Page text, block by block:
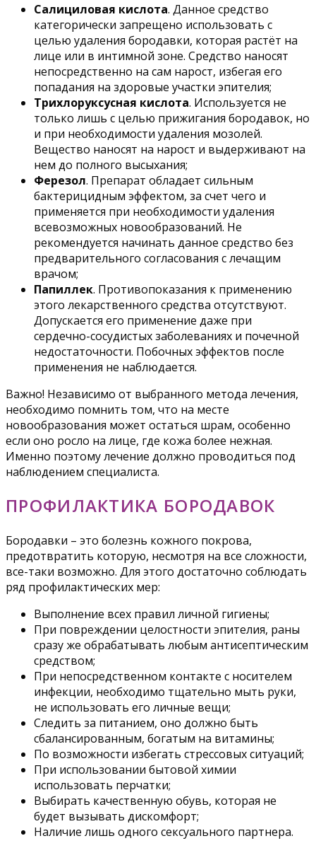
Салициловая кислота. Данное средство
категорически запрещено использовать с
целью удаления бородавки, которая растёт на
лице или в интимной зоне. Средство наносят
непосредственно на сам нарост, избегая его
попадания на здоровые участки эпителия;
Трихлоруксусная кислота. Используется не
только лишь с целью прижигания бородавок, но
и при необходимости удаления мозолей.
Вещество наносят на нарост и выдерживают на
нем до полного высыхания;
Ферезол. Препарат обладает сильным
бактерицидным эффектом, за счет чего и
применяется при необходимости удаления
всевозможных новообразований. Не
рекомендуется начинать данное средство без
предварительного согласования с лечащим
врачом;
Папиллек. Противопоказания к применению
этого лекарственного средства отсутствуют.
Допускается его применение даже при
сердечно-сосудистых заболеваниях и почечной
недостаточности. Побочных эффектов после
применения не наблюдается.
Важно! Независимо от выбранного метода лечения,
необходимо помнить том, что на месте
новообразования может остаться шрам, особенно
если оно росло на лице, где кожа более нежная.
Именно поэтому лечение должно проводиться под
наблюдением специалиста.
ПРОФИЛАКТИКА БОРОДАВОК
Бородавки – это болезнь кожного покрова,
предотвратить которую, несмотря на все сложности,
все-таки возможно. Для этого достаточно соблюдать
ряд профилактических мер:
Выполнение всех правил личной гигиены;
При повреждении целостности эпителия, раны
сразу же обрабатывать любым антисептическим
средством;
При непосредственном контакте с носителем
инфекции, необходимо тщательно мыть руки,
не использовать его личные вещи;
Следить за питанием, оно должно быть
сбалансированным, богатым на витамины;
По возможности избегать стрессовых ситуаций;
При использовании бытовой химии
использовать перчатки;
Выбирать качественную обувь, которая не
будет вызывать дискомфорт;
Наличие лишь одного сексуального партнера.